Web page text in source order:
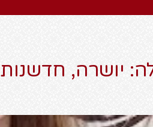
יושרה, חדשנות